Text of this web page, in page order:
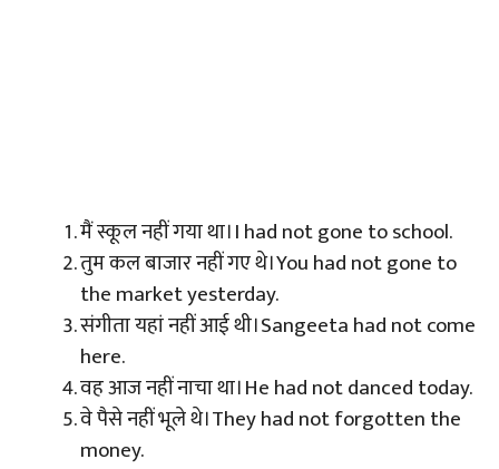
मैं स्कूल नहीं गया था।I had not gone to school.
तुम कल बाजार नहीं गए थे।You had not gone to
the market yesterday.
संगीता यहां नहीं आई थी।Sangeeta had not come
here.
वह आज नहीं नाचा था।He had not danced today.
वे पैसे नहीं भूले थे।They had not forgotten the
money.